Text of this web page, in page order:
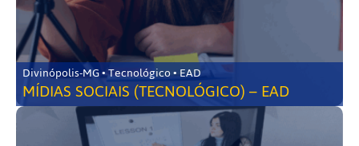
Divinópolis-MG • Tecnológico • EAD
MÍDIAS SOCIAIS (TECNOLÓGICO) – EAD